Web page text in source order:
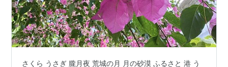
さくら うさぎ 朧月夜 荒城の月 月の砂漠 ふるさと 港 う